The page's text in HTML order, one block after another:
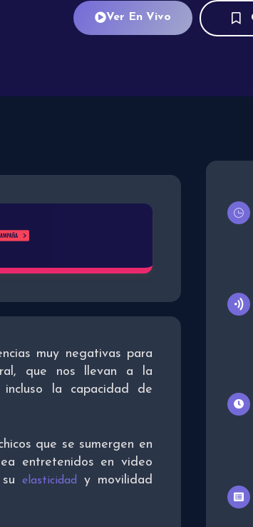
Ver En Vivo
muy negativas para
que nos llevan a la
incluso la capacidad de
que se sumergen en
entretenidos en video
elasticidad
y movilidad